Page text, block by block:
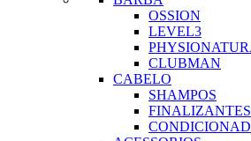
OSSION
LEVEL3
CLUBMAN
CABELO
SHAMPOS
FINALIZANTES